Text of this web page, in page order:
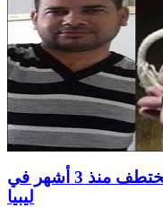
آخر مستجدّات حادثة الحلاق المُختطف منذ 3 أشهر في
ليبيا